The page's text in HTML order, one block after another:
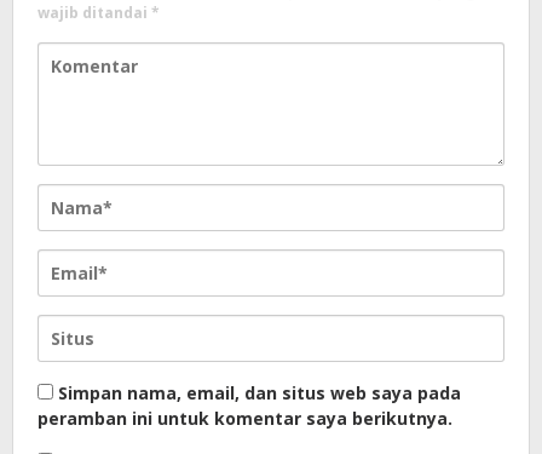
wajib ditandai *
Simpan nama, email, dan situs web saya pada
peramban ini untuk komentar saya berikutnya.